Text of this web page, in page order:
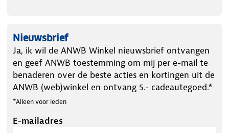
Nieuwsbrief
Ja, ik wil de ANWB Winkel nieuwsbrief ontvangen
en geef ANWB toestemming om mij per e-mail te
benaderen over de beste acties en kortingen uit de
ANWB (web)winkel en ontvang 5.- cadeautegoed.*
*Alleen voor leden
E-mailadres